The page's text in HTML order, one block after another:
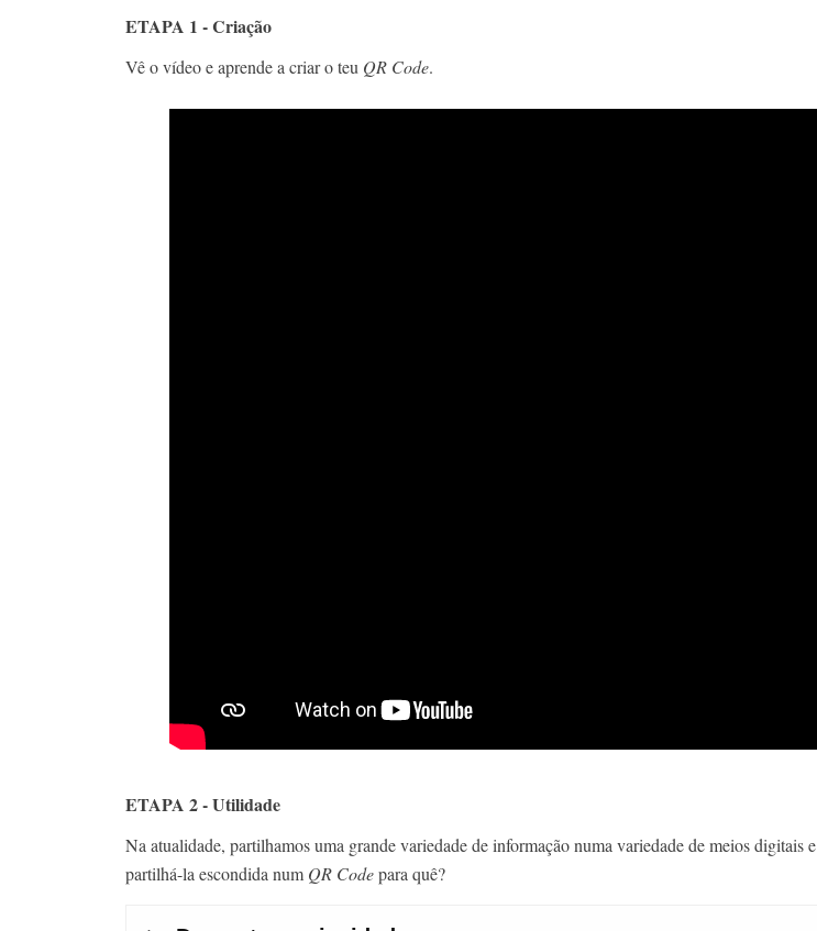
ETAPA 1 - Criação
Vê o vídeo e aprende a criar o teu QR Code.
ETAPA 2 - Utilidade
Na atualidade, partilhamos uma grande variedade de informação numa variedade de meios digitais e
partilhá-la escondida num QR Codepara quê?